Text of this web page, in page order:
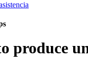
produce